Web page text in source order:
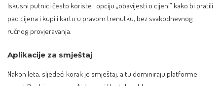
Iskusni putnici često koriste i opciju „obavijesti o cijeni” kako bi pratili
pad cijena i kupili kartu u pravom trenutku, bez svakodnevnog
ručnog provjeravanja.
Aplikacije za smještaj
Nakon leta, sljedeći korak je smještaj, a tu dominiraju platforme